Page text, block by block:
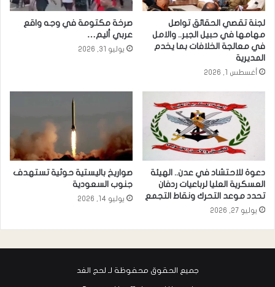
لجنة تقصي الحقائق تواصل
مهامها في حبيل الجبر.. والامل
في معالجة الخلافات بما يخدم
المديرية
أغسطس 1, 2026
صرخة مكتومة في وجه واقع
عربي أليم…
يوليو 31, 2026
دعوة للاحتشاد في عدن.. الهيئة
العسكرية العليا لرباعيات ردفان
تحدد موعد التحرك ونقاط التجمع
يوليو 27, 2026
صواريخ باليستية حوثية تستهدف
جنوب السعودية
يوليو 14, 2026
جميع الحقوق محفوظة لـ لحج الغد